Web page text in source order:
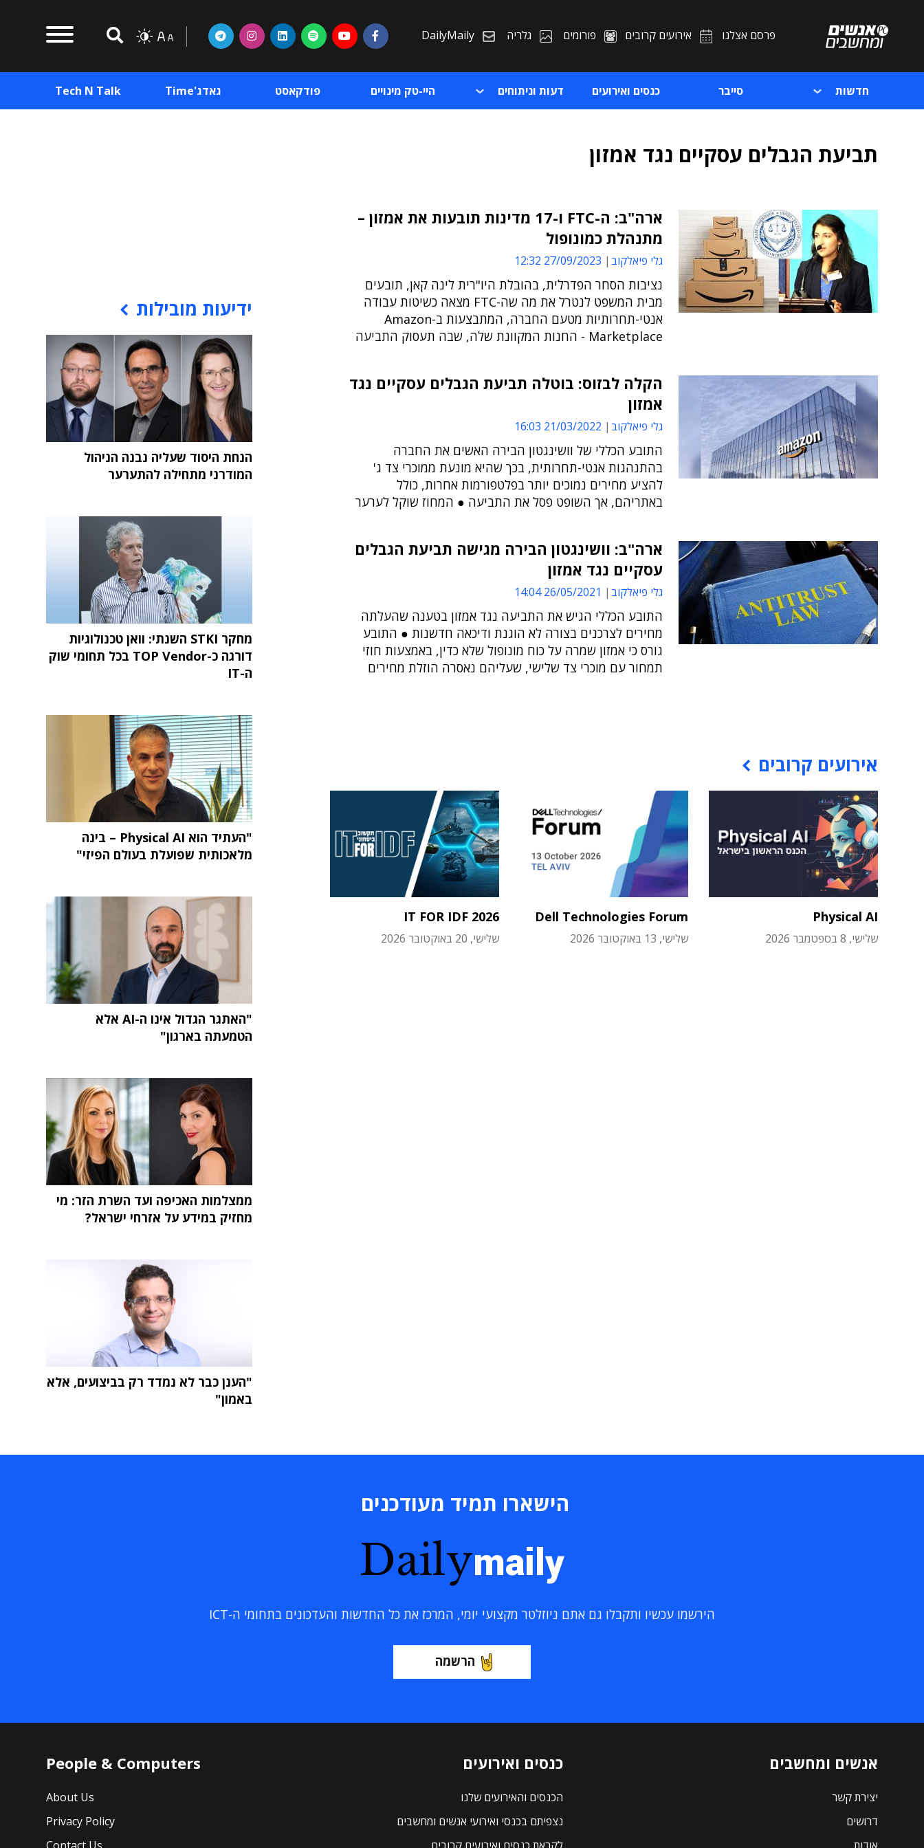
פרסם אצלנו אירועים קרובים פורומים גלריה DailyMaily
חדשות סייבר כנסים ואירועים דעות וניתוחים היי-טק מינויים פודקאסט גאדג'Time Tech N Talk
תביעת הגבלים עסקיים נגד אמזון
ארה"ב: ה-FTC ו-17 מדינות תובעות את אמזון –
מתנהלת כמונופול
גלי פיאלקוב 27/09/2023 12:32
נציבות הסחר הפדרלית, בהובלת היו"רית לינה קאן, תובעים
מבית המשפט לנטרל את מה שה-FTC מצאה כשיטות עבודה
אנטי-תחרותיות מטעם החברה, המתבצעות ב-Amazon
Marketplace - החנות המקוונת שלה, שבה תעסוק התביעה
הקלה לבזוס: בוטלה תביעת הגבלים עסקיים נגד
אמזון
גלי פיאלקוב 21/03/2022 16:03
התובע הכללי של וושינגטון הבירה האשים את החברה
בהתנהגות אנטי-תחרותית, בכך שהיא מונעת ממוכרי צד ג'
להציע מחירים נמוכים יותר בפלטפורמות אחרות, כולל
באתריהם, אך השופט פסל את התביעה ● המחוז שוקל לערער
ארה"ב: וושינגטון הבירה מגישה תביעת הגבלים
עסקיים נגד אמזון
גלי פיאלקוב 26/05/2021 14:04
התובע הכללי הגיש את התביעה נגד אמזון בטענה שהעלתה
מחירים לצרכנים בצורה לא הוגנת ודיכאה חדשנות ● התובע
גורס כי אמזון שמרה על כוח מונופול שלא כדין, באמצעות חוזי
תמחור עם מוכרי צד שלישי, שעליהם נאסרה הוזלת מחירים
אירועים קרובים
Physical AI
שלישי, 8 בספטמבר 2026
Dell Technologies Forum
שלישי, 13 באוקטובר 2026
IT FOR IDF 2026
שלישי, 20 באוקטובר 2026
ידיעות מובילות
הנחת היסוד שעליה נבנה הניהול
המודרני מתחילה להתערער
מחקר STKI השנתי: וואן טכנולוגיות
דורגה כ-TOP Vendor בכל תחומי שוק
ה-IT
"העתיד הוא Physical AI – בינה
מלאכותית שפועלת בעולם הפיזי"
"האתגר הגדול אינו ה-AI אלא
הטמעתה בארגון"
ממצלמות האכיפה ועד השרת הזר: מי
מחזיק במידע על אזרחי ישראל?
"הענן כבר לא נמדד רק בביצועים, אלא
באמון"
הישארו תמיד מעודכנים
Dailymaily
הירשמו עכשיו ותקבלו גם אתם ניוזלטר מקצועי יומי, המרכז את כל החדשות והעדכונים בתחומי ה-ICT
הרשמה
אנשים ומחשבים
יצירת קשר
דרושים
כנסים ואירועים
הכנסים והאירועים שלנו
נצפיתם בכנסי ואירועי אנשים ומחשבים
People & Computers
About Us
Privacy Policy